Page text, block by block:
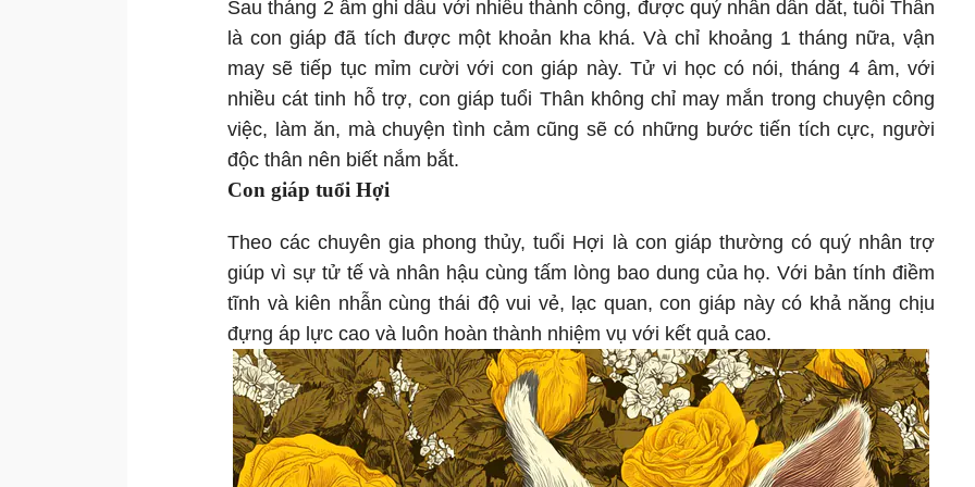
Sau tháng 2 âm ghi dấu với nhiều thành công, được quý nhân dẫn dắt, tuổi Thân
là con giáp đã tích được một khoản kha khá. Và chỉ khoảng 1 tháng nữa, vận
may sẽ tiếp tục mỉm cười với con giáp này. Tử vi học có nói, tháng 4 âm, với
nhiều cát tinh hỗ trợ, con giáp tuổi Thân không chỉ may mắn trong chuyện công
việc, làm ăn, mà chuyện tình cảm cũng sẽ có những bước tiến tích cực, người
độc thân nên biết nắm bắt.
Con giáp tuổi Hợi
Theo các chuyên gia phong thủy, tuổi Hợi là con giáp thường có quý nhân trợ
giúp vì sự tử tế và nhân hậu cùng tấm lòng bao dung của họ. Với bản tính điềm
tĩnh và kiên nhẫn cùng thái độ vui vẻ, lạc quan, con giáp này có khả năng chịu
đựng áp lực cao và luôn hoàn thành nhiệm vụ với kết quả cao.